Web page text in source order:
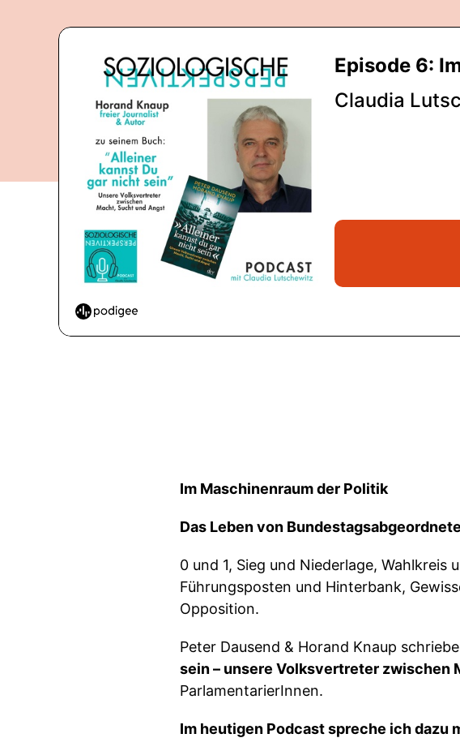
Im Maschinenraum der Politik
Das Leben von
0 und 1, Sieg und Niederlage,
Führungsposten und Hinterbank,
Opposition.
Peter Dausend & Horand Knaup
sein – unsere Volksvertreter zwischen
ParlamentarierInnen.
Im heutigen Podcast spreche ich dazu